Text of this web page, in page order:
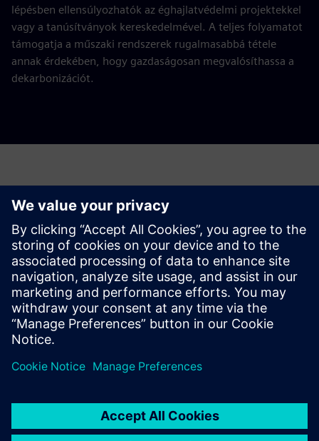
lépésben ellensúlyozhatók az éghajlatvédelmi projektekkel
vagy a tanúsítványok kereskedelmével. A teljes folyamatot
támogatja a műszaki rendszerek rugalmasabbá tétele
annak érdekében, hogy gazdaságosan megvalósíthassa a
dekarbonizációt.
Kérjen árajánlatot a dekarbonizációs
tanulmányához
Kérjük, töltse ki az alábbi űrlapot.
Ez az ajánlat olyan energiaigényes vállalatoknak szól,
amelyek energiafogyasztása meghaladja a 10 GWh-ot
évente (villamosenergia/hő)